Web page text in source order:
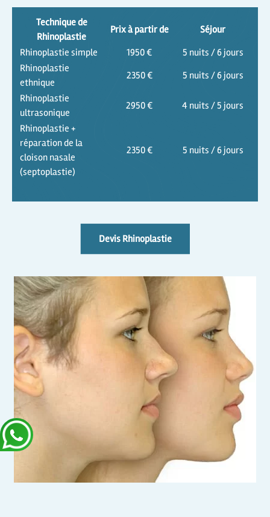
Technique de
Rhinoplastie
Prix à partir de
Séjour
Rhinoplastie simple
1950 €
5 nuits / 6 jours
Rhinoplastie
ethnique
2350 €
5 nuits / 6 jours
Rhinoplastie
ultrasonique
2950 €
4 nuits / 5 jours
Rhinoplastie +
réparation de la
cloison nasale
(septoplastie)
2350 € 5 nuits / 6 jours
Devis Rhinoplastie